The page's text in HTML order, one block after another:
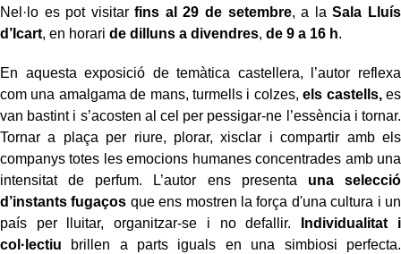
Nel·lo es pot visitarfins al29 de setembre, a laSala Lluís
d’Icart, en horari de dilluns a divendres, de 9 a 16 h.
En aquesta exposició de temàtica castellera, l’autor reflexa
com una amalgama de mans, turmells i colzes,els castells,es
van bastint i s’acosten al cel per pessigar-ne l’essència i tornar.
Tornar a plaça per riure, plorar, xisclar i compartir amb els
companys totes les emocions humanes concentrades amb una
intensitat de perfum. L’autor ens presenta una selecció
d’instants fugaços que ens mostren la força d'una cultura i un
país per lluitar, organitzar-se i no defallir. Individualitat i
col·lectiu brillen a parts iguals en una simbiosi perfecta.